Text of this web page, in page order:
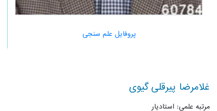
پروفایل علم سنجی
غلامرضا پیرقلی گیوی
مرتبه علمی: استادیار